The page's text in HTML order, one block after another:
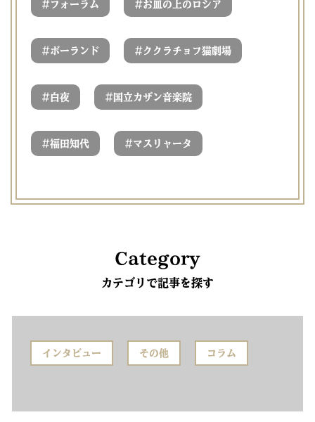
# フォーラム #お皿の上のロシア
#ポーランド # ククラチョフ猫劇場
# 白夜 # 国立カザン音楽院
#福田知代 #マスリャータ
Category
カテゴリで記事を探す
インタビュー その他 コラム